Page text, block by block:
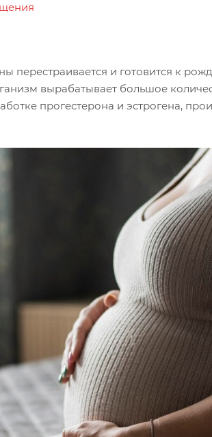
перестраивается и готовится к
вырабатывает большое
прогестерона и эстрогена,